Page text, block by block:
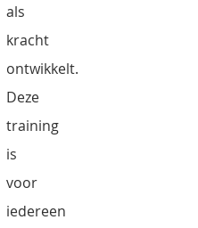
als
kracht
ontwikkelt.
Deze
training
is
voor
iedereen